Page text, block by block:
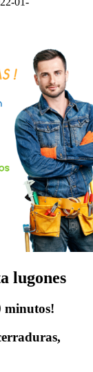
lugones
minutos!